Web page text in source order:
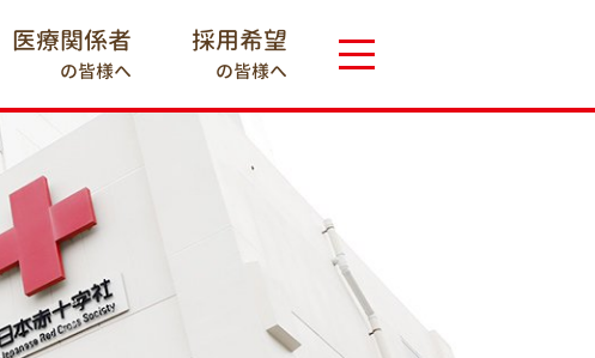
医療関係者
の皆様へ
採用希望
の皆様へ